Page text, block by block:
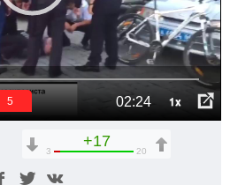
02:24 1x
5
+17
3 20